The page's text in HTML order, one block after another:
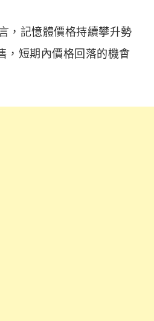
，記憶體價格持續攀升勢
，短期內價格回落的機會